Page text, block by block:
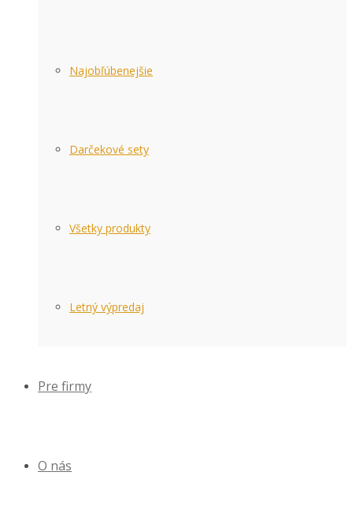
Najobľúbenejšie
Darčekové sety
Všetky produkty
Letný výpredaj
Pre firmy
O nás